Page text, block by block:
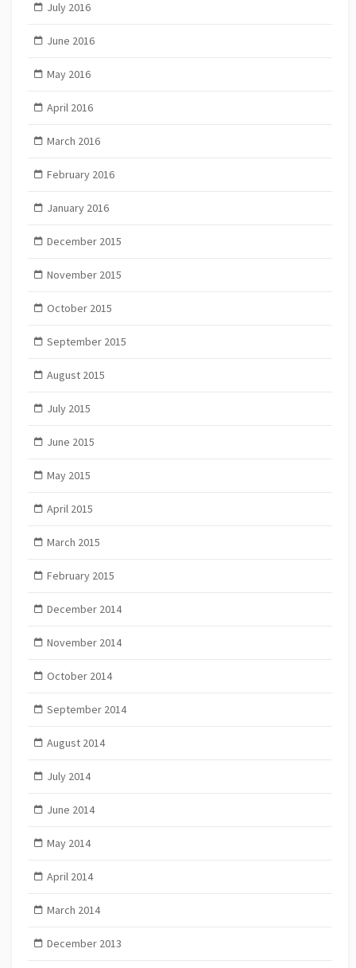
July 2016
June 2016
May 2016
April 2016
March 2016
February 2016
January 2016
December 2015
November 2015
October 2015
September 2015
August 2015
July 2015
June 2015
May 2015
April 2015
March 2015
February 2015
December 2014
November 2014
October 2014
September 2014
August 2014
July 2014
June 2014
May 2014
April 2014
March 2014
December 2013